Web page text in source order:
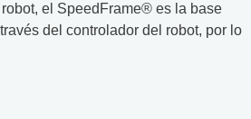
el SpeedFrame® es la base
del controlador del robot, por lo